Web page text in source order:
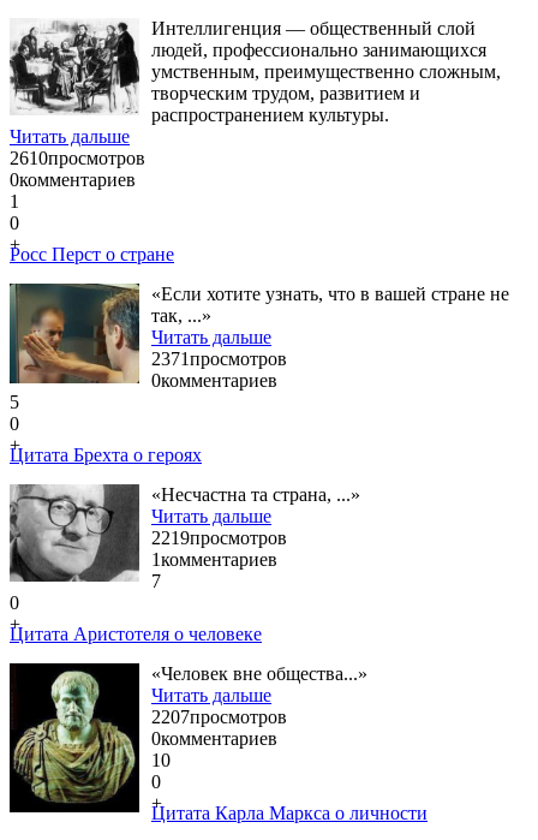
Интеллигенция — общественный слой
людей, профессионально занимающихся
умственным, преимущественно сложным,
творческим трудом, развитием и
распространением культуры.
Читать дальше
2610просмотров
0комментариев
1
0
+
Росс Перст о стране
«Если хотите узнать, что в вашей стране не
так, ...»
Читать дальше
2371просмотров
0комментариев
5
0
+
Цитата Брехта о героях
«Несчастна та страна, ...»
Читать дальше
2219просмотров
1комментариев
7
0
+
Цитата Аристотеля о человеке
«Человек вне общества...»
Читать дальше
2207просмотров
0комментариев
10
0
+
Цитата Карла Маркса о личности